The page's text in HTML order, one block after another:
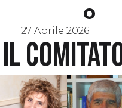
o
27 Aprile 2026
Il